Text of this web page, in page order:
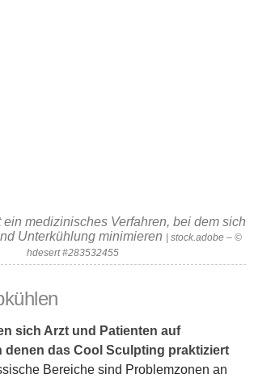
medizinisches Verfahren, bei dem sich
Unterkühlung minimieren
| stock.adobe – ©
hdesert #283532455
sich Arzt und Patienten auf
denen das Cool Sculpting praktiziert
Bereiche sind Problemzonen an